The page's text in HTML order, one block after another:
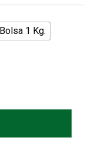
Bolsa 1 Kg.